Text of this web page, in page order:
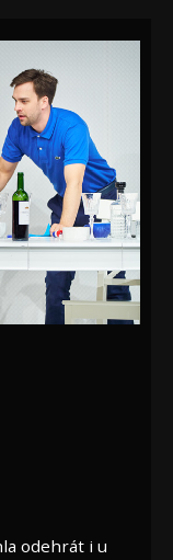
odehrát i u